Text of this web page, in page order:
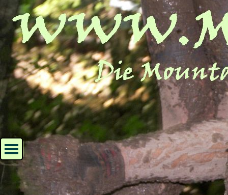
Direkt zum Seiteninhalt
Menü überspringen